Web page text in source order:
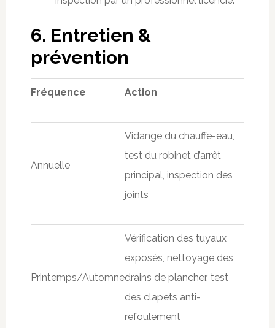
6. Entretien &
prévention
Fréquence Action
Annuelle
Vidange du chauffe-eau,
test du robinet d’arrêt
principal, inspection des
joints
Printemps/Automne
Vérification des tuyaux
exposés, nettoyage des
drains de plancher, test
des clapets anti-
refoulement